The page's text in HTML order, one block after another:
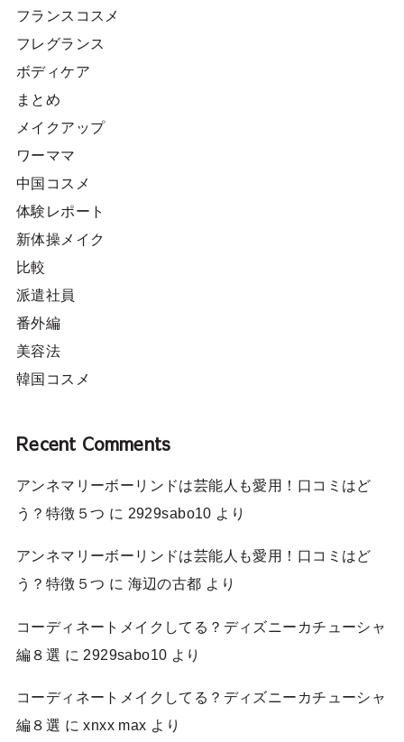
フランスコスメ
フレグランス
ボディケア
まとめ
メイクアップ
ワーママ
中国コスメ
体験レポート
新体操メイク
比較
派遣社員
番外編
美容法
韓国コスメ
Recent Comments
アンネマリーボーリンドは芸能人も愛用！口コミはど
う？特徴５つ に 2929sabo10 より
アンネマリーボーリンドは芸能人も愛用！口コミはど
う？特徴５つ に 海辺の古都 より
コーディネートメイクしてる？ディズニーカチューシャ
編８選 に 2929sabo10 より
コーディネートメイクしてる？ディズニーカチューシャ
編８選 にxnxx max より